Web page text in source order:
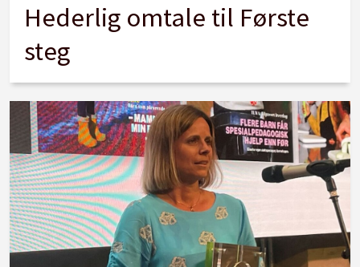
Hederlig omtale til Første
steg